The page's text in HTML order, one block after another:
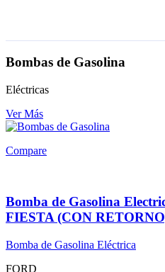
Bombas de Gasolina
Eléctricas
Ver Más
Compare
Bomba de Gasolina
FIESTA (CON
Bomba de Gasolina Eléctrica
FORD